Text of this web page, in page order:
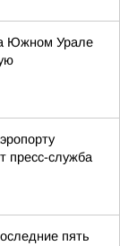
Южном Урале
пресс-служба
пять